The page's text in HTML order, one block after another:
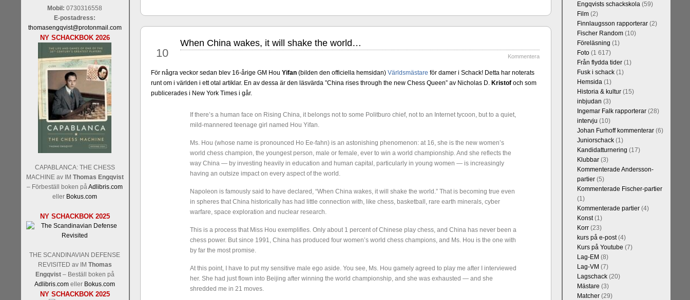
Mobil: 0730316558
E-postadress:
thomasengqvist@protonmail.com
NY SCHACKBOK 2026
CAPABLANCA: THE CHESS
MACHINE av IM Thomas Engqvist
– Förbeställ boken påAdlibris.com
eller Bokus.com
NY SCHACKBOK 2025
THE SCANDINAVIAN DEFENSE
REVISITED av IM Thomas
Engqvist– Beställ boken på
Adlibris.com eller Bokus.com
NY SCHACKBOK 2025
Sverigemästarklassen och övriga grupper arrangeras i Uppsala 27 juni - 6 juli. Tio spelare kämpar om
Martin Lokander, GM Tiger Hillarp Persson., IM Milton Pantzar, IM Hampus Sörensen GM Jonny Hector och IM Axel Falkevall.
SM-gruppen är i år stark och öppen så nästan vem helst kan ta hem segern men det skulle inte vara osannolikt om GM Jonny
Schacksnack har inlett det nya året med en ny omröstning. Frågan gäller huruvida du föredrar Fischer
10
When China wakes, it will shake the world…
Kommentera
För några veckor sedan blev 16-årige GM Hou Yifan(bilden den officiella hemsidan) Världsmästare för damer i Schack! Detta har noterats
runt om i världen i ett otal artiklar. En av dessa är den läsvärda ”China rises through the new Chess Queen” av Nicholas D. Kristofoch som
publicerades i New York Times i går.
If there’s a human face on Rising China, it belongs not to some Politburo chief, not to an Internet tycoon, but to a quiet,
mild-mannered teenage girl named Hou Yifan.
Ms. Hou (whose name is pronounced Ho Ee-fahn) is an astonishing phenomenon: at 16, she is the new women’s
world chess champion, the youngest person, male or female, ever to win a world championship. And she reflects the
way China — by investing heavily in education and human capital, particularly in young women — is increasingly
having an outsize impact on every aspect of the world.
Napoleon is famously said to have declared, “When China wakes, it will shake the world.” That is becoming true even
in spheres that China historically has had little connection with, like chess, basketball, rare earth minerals, cyber
warfare, space exploration and nuclear research.
This is a process that Miss Hou exemplifies. Only about 1 percent of Chinese play chess, and China has never been a
chess power. But since 1991, China has produced four women’s world chess champions, and Ms. Hou is the one with
by far the most promise.
At this point, I have to put my sensitive male ego aside. You see, Ms. Hou gamely agreed to play me after I interviewed
her. She had just flown into Beijing after winning the world championship, and she was exhausted — and she
shredded me in 21 moves.
Engqvists schackskola(59)
Film(2)
Finnlaugsson rapporterar(2)
Fischer Random(10)
Föreläsning (1)
Foto(1 617)
Från flydda tider(1)
Fusk i schack(1)
Hemsida(1)
Historia & kultur(15)
inbjudan (3)
Ingemar Falk rapporterar(28)
intervju (10)
Johan Furhoff kommenterar(6)
Juniorschack(1)
Kandidatturnering (17)
Klubbar(3)
Kommenterade Andersson-
partier(5)
Kommenterade Fischer-partier
(1)
Kommenterade partier(4)
Konst(1)
Korr(23)
kurs på e-post(4)
Kurs på Youtube (7)
Lag-EM (8)
Lag-VM (7)
Lagschack(20)
Mästare (3)
Matcher(29)